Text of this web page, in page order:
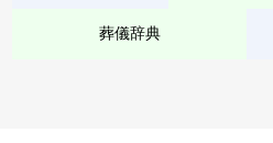
葬儀辞典